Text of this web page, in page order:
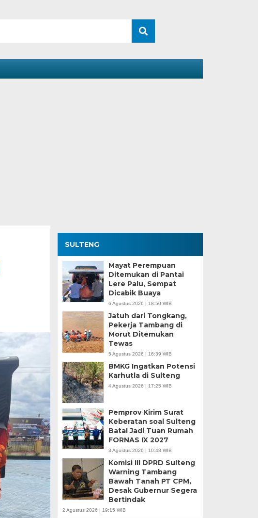
SULTENG
Mayat Perempuan
Ditemukan di Pantai
Lere Palu, Sempat
Dicabik Buaya
6 Agustus 2026 | 18:50 WIB
Jatuh dari Tongkang,
Pekerja Tambang di
Morut Ditemukan
Tewas
5 Agustus 2026 | 16:39 WIB
BMKG Ingatkan Potensi
Karhutla di Sulteng
4 Agustus 2026 | 17:25 WIB
Pemprov Kirim Surat
Keberatan soal Sulteng
Batal Jadi Tuan Rumah
FORNAS IX 2027
3 Agustus 2026 | 10:48 WIB
Komisi III DPRD Sulteng
Warning Tambang
Bawah Tanah PT CPM,
Desak Gubernur Segera
Bertindak
2 Agustus 2026 | 19:15 WIB